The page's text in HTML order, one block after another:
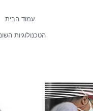
עמוד הבית
הטכנולוגיות